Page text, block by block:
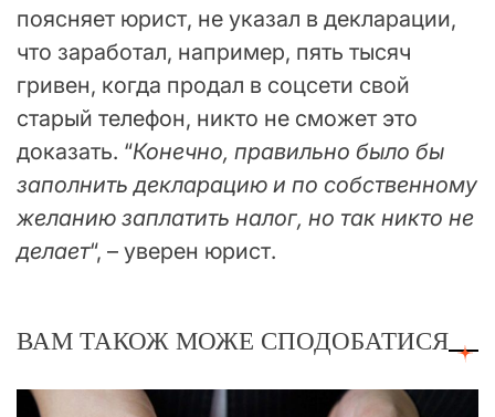
поясняет юрист, не указал в декларации,
что заработал, например, пять тысяч
гривен, когда продал в соцсети свой
старый телефон, никто не сможет это
доказать. “Конечно, правильно было бы
заполнить декларацию и по собственному
желанию заплатить налог, но так никто не
делает“, – уверен юрист.
ВАМ ТАКОЖ МОЖЕ СПОДОБАТИСЯ